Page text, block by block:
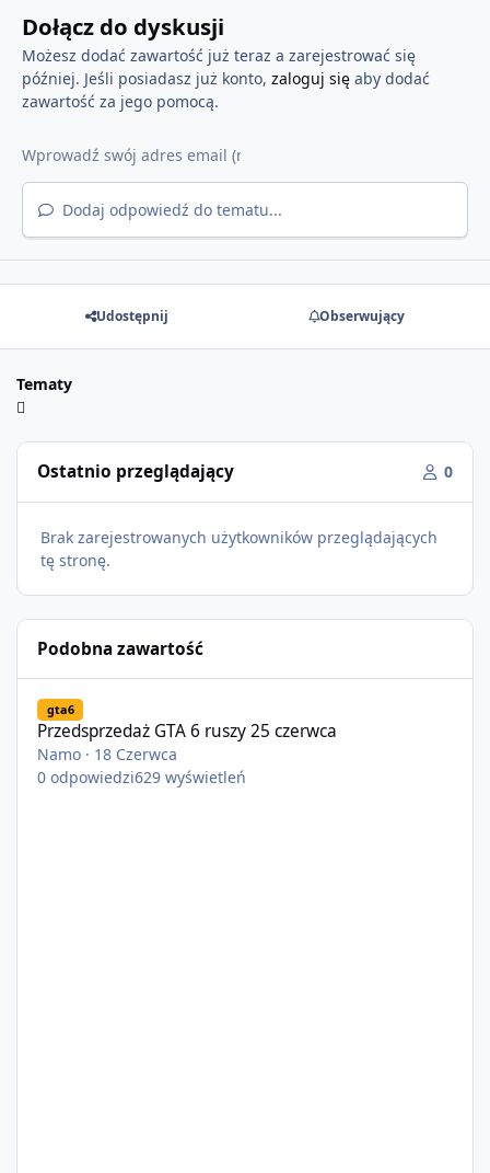
Dołącz do dyskusji
Możesz dodać zawartość już teraz a zarejestrować się
później. Jeśli posiadasz już konto, zaloguj sięaby dodać
zawartość za jego pomocą.
Dodaj odpowiedź do tematu...
Udostępnij Obserwujący
Tematy
Ostatnio przeglądający 0
Brak zarejestrowanych użytkowników przeglądających
tę stronę.
Podobna zawartość
gta6
Przedsprzedaż GTA 6 ruszy 25 czerwca
Namo · 18 Czerwca
0 odpowiedzi629 wyświetleń